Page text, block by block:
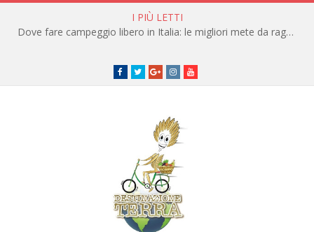
I PIÙ LETTI
Dove fare campeggio libero in Italia: le migliori mete da raggiungere in traghetto
Facebook
TwitterGoogle+instagramyoutube